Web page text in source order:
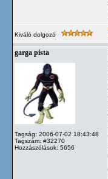
Kiváló dolgozó
garga pista
Tagság: 2006-07-02 18:43:48
Tagszám: #32270
Hozzászólások: 5656